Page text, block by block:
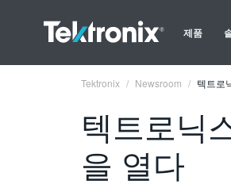
제품
Tektronix Newsroom 텍트로
텍트로닉
을 열다